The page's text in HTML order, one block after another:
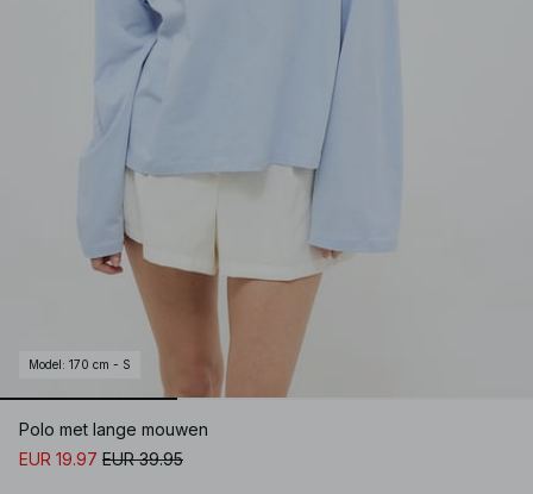
Model : 170 cm - S
Polo met lange mouwen
EUR 19.97 EUR 39.95